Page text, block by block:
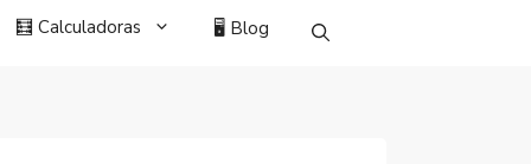
🧮 Calculadoras 🖥️ Blog